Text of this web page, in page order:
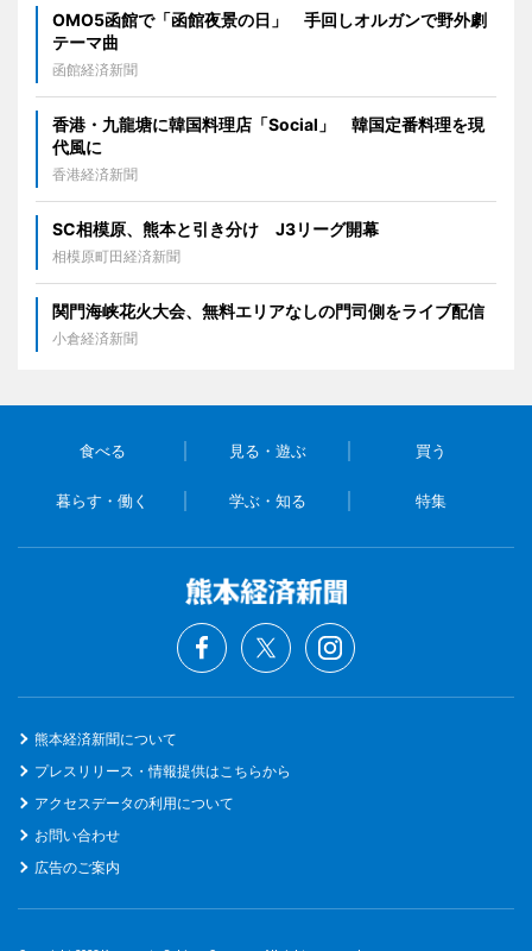
OMO5函館で「函館夜景の日」 手回しオルガンで野外劇
テーマ曲
函館経済新聞
香港・九龍塘に韓国料理店「Social」 韓国定番料理を現
代風に
香港経済新聞
SC相模原、熊本と引き分け J3リーグ開幕
相模原町田経済新聞
関門海峡花火大会、無料エリアなしの門司側をライブ配信
小倉経済新聞
食べる 見る・遊ぶ 買う
暮らす・働く 学ぶ・知る 特集
熊本経済新聞について
プレスリリース・情報提供はこちらから
アクセスデータの利用について
お問い合わせ
広告のご案内